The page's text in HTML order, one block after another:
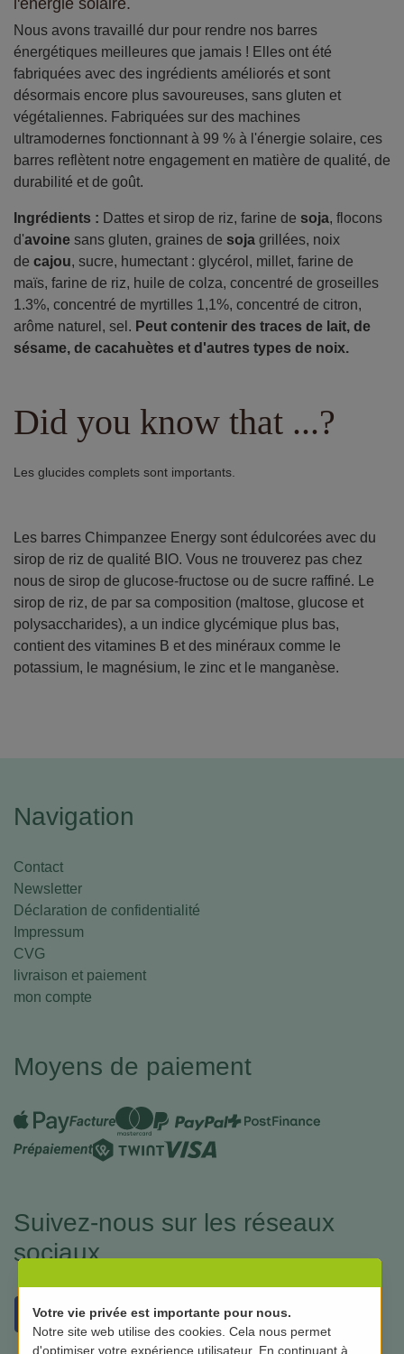
Nous avons travaillé dur pour rendre nos barres
énergétiques meilleures que jamais ! Elles ont été
fabriquées avec des ingrédients améliorés et sont
désormais encore plus savoureuses, sans gluten et
végétaliennes. Fabriquées sur des machines
ultramodernes fonctionnant à 99 % à l'énergie solaire, ces
barres reflètent notre engagement en matière de qualité, de
durabilité et de goût.
Ingrédients : Dattes et sirop de riz, farine de soja, flocons
d'avoine sans gluten, graines de soja grillées, noix
de cajou, sucre, humectant : glycérol, millet, farine de
maïs, farine de riz, huile de colza, concentré de groseilles
1.3%, concentré de myrtilles 1,1%, concentré de citron,
arôme naturel, sel. Peut contenir des traces de lait, de
sésame, de cacahuètes et d'autres types de noix.
Did you know that ...?
Les glucides complets sont importants.
Les barres Chimpanzee Energy sont édulcorées avec du
sirop de riz de qualité BIO. Vous ne trouverez pas chez
nous de sirop de glucose-fructose ou de sucre raffiné. Le
sirop de riz, de par sa composition (maltose, glucose et
polysaccharides), a un indice glycémique plus bas,
contient des vitamines B et des minéraux comme le
potassium, le magnésium, le zinc et le manganèse.
Navigation
Contact
Newsletter
Déclaration de confidentialité
Impressum
CVG
livraison et paiement
mon compte
Moyens de paiement
Suivez-nous sur les réseaux
sociaux
Votre vie privée est importante pour nous.
Notre site web utilise des cookies. Cela nous permet
d'optimiser votre expérience utilisateur. En continuant à